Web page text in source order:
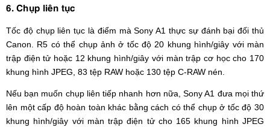
6. Chụp liên tục
Tốc độ chụp liên tục là điểm mà Sony A1 thực sự đánh bại đối thủ
Canon. R5 có thể chụp ảnh ở tốc độ 20 khung hình/giây với màn
trập điện tử hoặc 12 khung hình/giây với màn trập cơ học cho 170
khung hình JPEG, 83 tệp RAW hoặc 130 tệp C-RAW nén.
Nếu bạn muốn chụp liên tiếp nhanh hơn nữa, Sony A1 đưa mọi thứ
lên một cấp độ hoàn toàn khác bằng cách có thể chụp ở tốc độ 30
khung hình/giây với màn trập điện tử cho 165 khung hình JPEG